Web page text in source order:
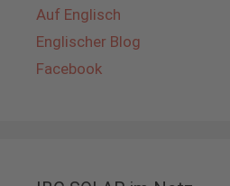
Auf Englisch
Englischer Blog
Facebook